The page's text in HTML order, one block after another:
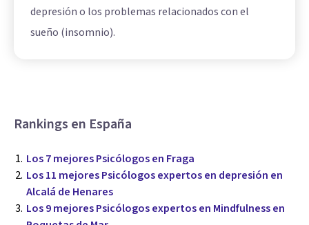
depresión o los problemas relacionados con el
sueño (insomnio).
Rankings en España
Los 7 mejores Psicólogos en Fraga
Los 11 mejores Psicólogos expertos en depresión en
Alcalá de Henares
Los 9 mejores Psicólogos expertos en Mindfulness en